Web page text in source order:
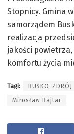
Stopnicy. Gmina
samorządem
realizacja
jakości powietrza,
komfortu życia
Tagi: BUSKO-ZDRÓJ
Mirosław Rajtar